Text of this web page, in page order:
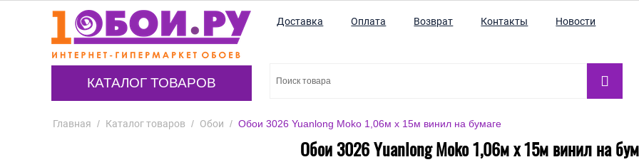
КАТАЛОГ ТОВАРОВ
Доставка Оплата Возврат Контакты Новости
Главная / Каталог товаров / Обои / Обои 3026 Yuanlong Moko 1,06м x 15м винил на бумаге
Обои 3026 Yuanlong Moko 1,06м x 15м винил на